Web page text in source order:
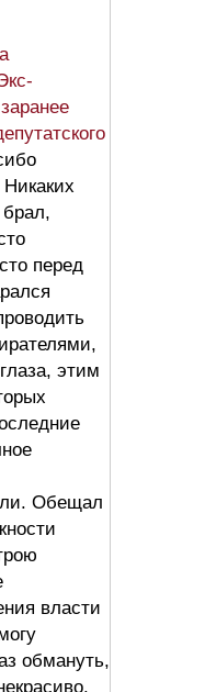
перед
этим
Обещал
власти
обмануть,